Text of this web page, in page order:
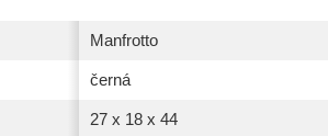
Manfrotto
černá
27 x 18 x 44